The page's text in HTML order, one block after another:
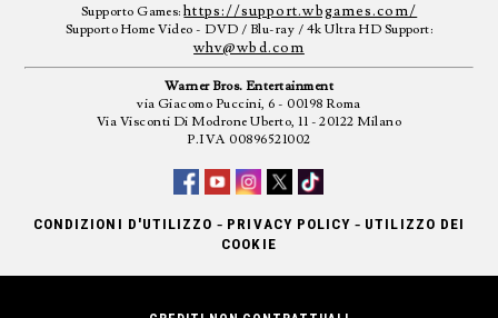
Supporto Games:https://support.wbgames.com/
Supporto Home Video - DVD / Blu-ray / 4k Ultra HD Support:
whv@wbd.com
Warner Bros. Entertainment
via Giacomo Puccini, 6 - 00198 Roma
Via Visconti Di Modrone Uberto, 11 - 20122 Milano
P.IVA 00896521002
CONDIZIONI D'UTILIZZO - PRIVACY POLICY - UTILIZZO DEI
COOKIE